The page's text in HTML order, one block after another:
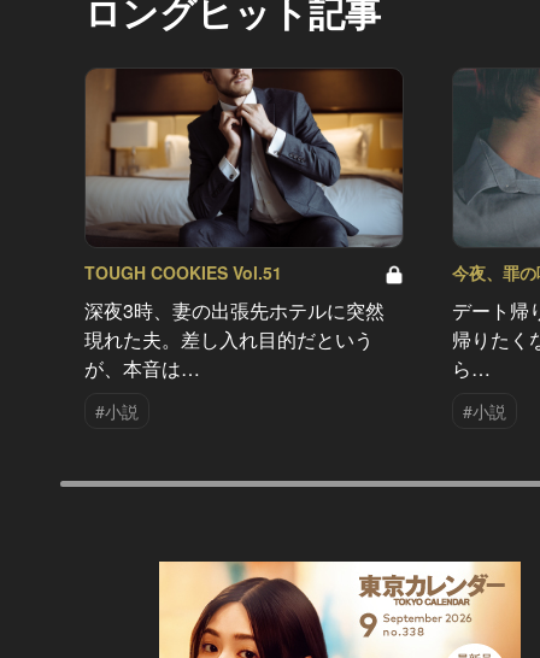
ロングヒット記事
TOUGH COOKIES Vol.51
深夜3時、妻の出張先ホテルに突然
現れた夫。差し入れ目的だという
が、本音は…
#小説
今夜、罪
デート帰
帰りたく
ら…
#小説